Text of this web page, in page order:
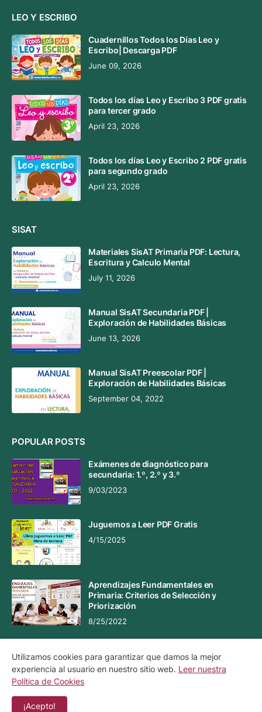
LEO Y ESCRIBO
Cuadernillos Todos los Días Leo y
Escribo| Descarga PDF
June 09, 2026
Todos los días Leo y Escribo 3 PDF gratis
para tercer grado
April 23, 2026
Todos los días Leo y Escribo 2 PDF gratis
para segundo grado
April 23, 2026
SISAT
Materiales SisAT Primaria PDF: Lectura,
Escritura y Calculo Mental
July 11, 2026
Manual SisAT Secundaria PDF |
Exploración de Habilidades Básicas
June 13, 2026
Manual SisAT Preescolar PDF |
Exploración de Habilidades Básicas
September 04, 2022
POPULAR POSTS
Exámenes de diagnóstico para
secundaria: 1.º, 2.º y 3.º
9/03/2023
Juguemos a Leer PDF Gratis
4/15/2025
Aprendizajes Fundamentales en
Primaria: Criterios de Selección y
Priorización
8/25/2022
Copyright ©
Aviso Legal Aviso de Privacidad
Política de Cookies
Utilizamos cookies para garantizar que damos la mejor
experiencia al usuario en nuestro sitio web. Leer nuestra
Política de Cookies
¡Acepto!